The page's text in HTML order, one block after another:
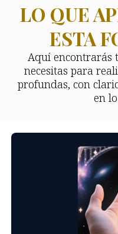
LO QUE
ESTA
Aquí encontrarás
necesitas para
profundas, con
en